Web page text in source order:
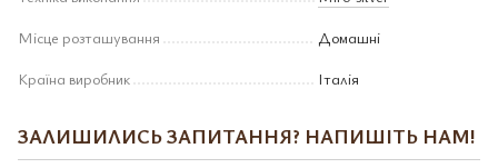
Місце розташування
Домашні
Країна виробник
Італія
ЗАЛИШИЛИСЬ ЗАПИТАННЯ? НАПИШІТЬ НАМ!